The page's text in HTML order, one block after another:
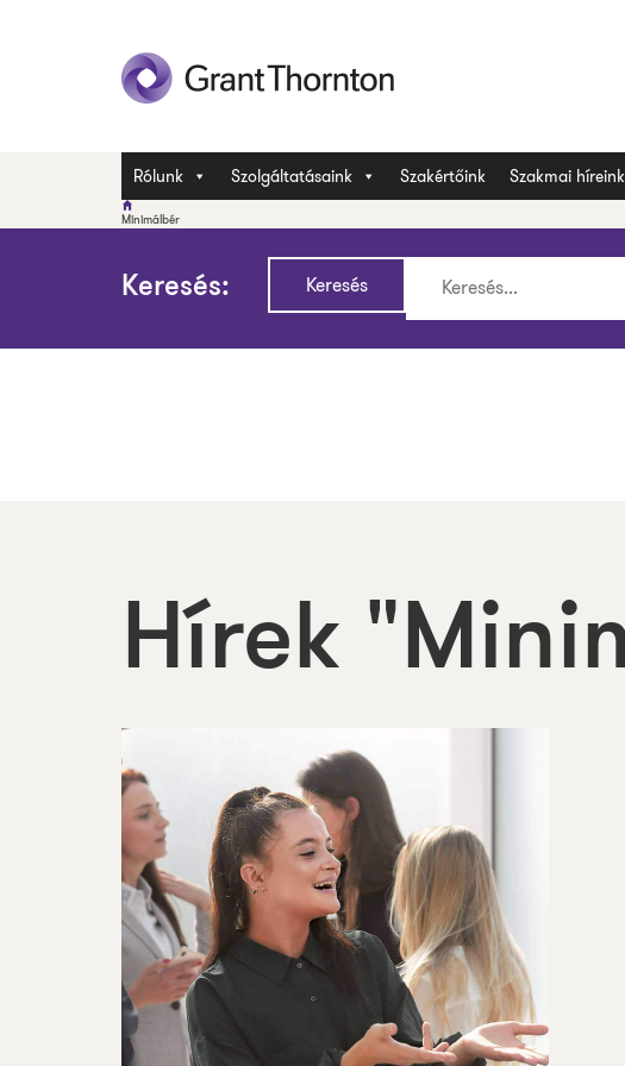
Rólunk Szolgáltatásaink Szakértőink Szakmai híreink
Minimálbér
Keresés:
Hírek